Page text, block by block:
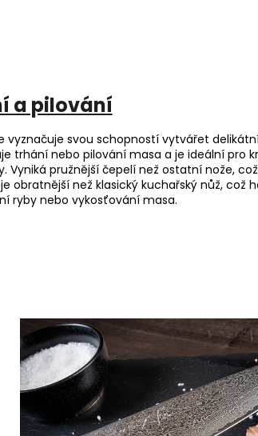
a pilování
vyznačuje svou schopností vytvářet
trhání nebo pilování masa a je ideální pro
Vyniká pružnější čepelí než ostatní nože,
obratnější než klasický kuchařský nůž, což
ryby nebo vykosťování masa.